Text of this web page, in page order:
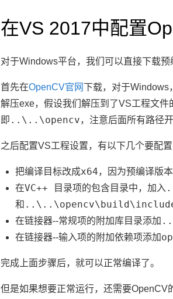
在VS 2017中配置
对于Windows平台，我们可以直接下载
首先在OpenCV官网下载，对于Windows
解压exe，假设我们解压到了VS工程文
即 ..\..\opencv，注意后面所有路径
之后配置VS工程设置，有以下几个要配置
把编译目标改成x64，因为预编译版
在VC++ 目录项的包含目录中，加入
和
在链接器--常规项的附加库目录添加
在链接器--输入项的附加依赖项添加
完成上面步骤后，就可以正常编译了。
但是如果想要正常运行，还需要OpenCV